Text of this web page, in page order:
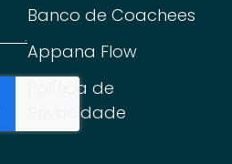
Banco de Coachees
Appana Flow
Política de
Privacidade